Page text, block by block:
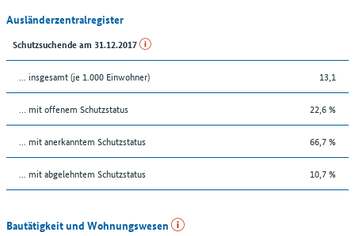
Ausländerzentralregister
Schutzsuchende am 31.12.2017
... insgesamt (je 1.000 Einwohner) 13,1
… mit offenem Schutzstatus 22,6 %
... mit anerkanntem Schutzstatus 66,7 %
... mit abgelehntem Schutzstatus 10,7 %
Bautätigkeit und Wohnungswesen